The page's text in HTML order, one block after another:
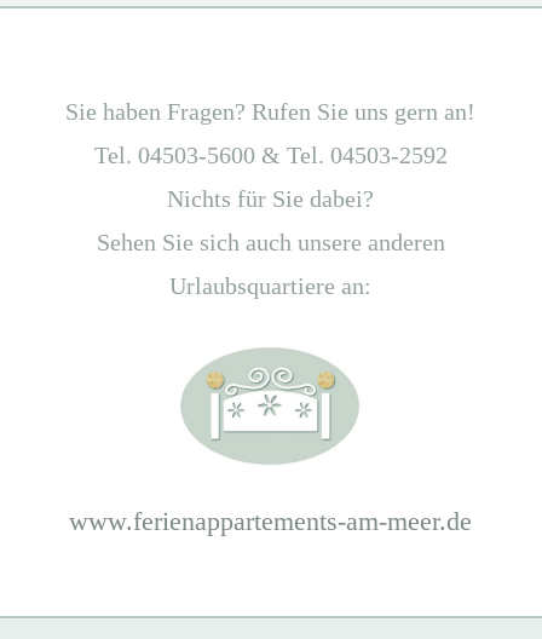
Sie haben Fragen? Rufen Sie uns gern an!
Tel. 04503-5600 & Tel. 04503-2592
Nichts für Sie dabei?
Sehen Sie sich auch unsere anderen
Urlaubsquartiere an:
www.ferienappartements-am-meer.de